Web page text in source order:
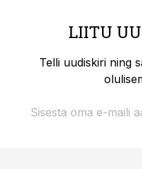
LIITU
Telli uudiskiri ning